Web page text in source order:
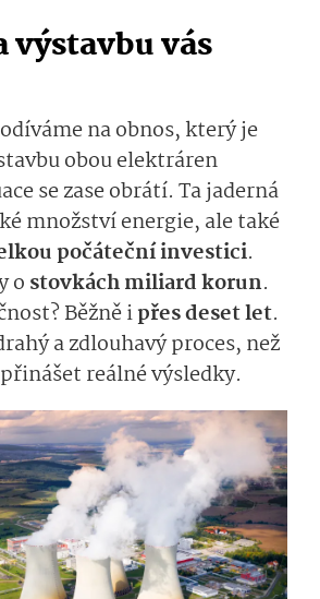
výstavbu vás
na obnos, který je
obou elektráren
se zase obrátí. Ta jaderná
množství energie, ale také
počáteční investici.
o stovkách miliard korun.
Běžně ipřes deset let.
a zdlouhavý proces, než
reálné výsledky.